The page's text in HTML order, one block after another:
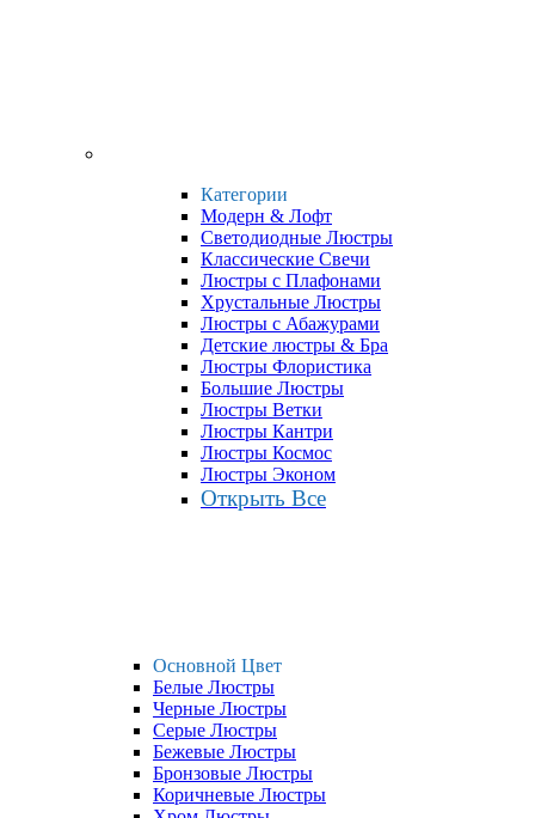
Категории
Модерн & Лофт
Светодиодные Люстры
Классические Свечи
Люстры с Плафонами
Хрустальные Люстры
Люстры с Абажурами
Детские люстры & Бра
Люстры Флористика
Большие Люстры
Люстры Ветки
Люстры Кантри
Люстры Космос
Люстры Эконом
Открыть Все
Основной Цвет
Белые Люстры
Черные Люстры
Серые Люстры
Бежевые Люстры
Бронзовые Люстры
Коричневые Люстры